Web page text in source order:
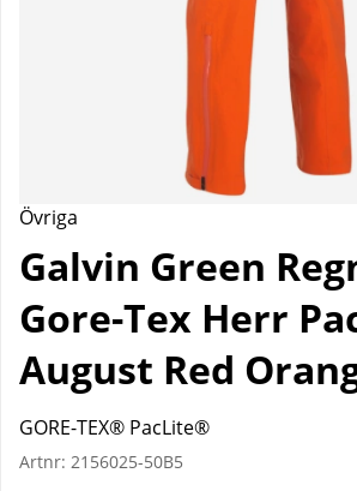
Övriga
Galvin Green
Gore-Tex Herr
August Red
GORE-TEX® PacLite®
Artnr: 2156025-50B5